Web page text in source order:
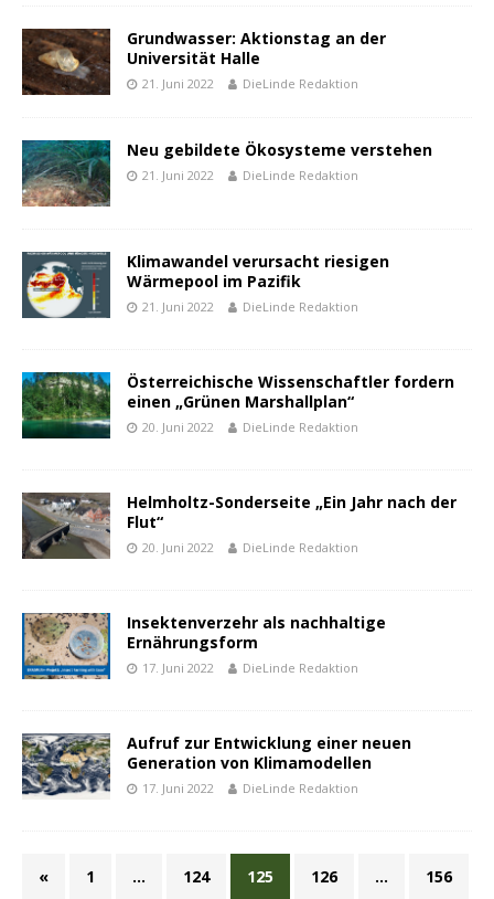
Grundwasser: Aktionstag an der
Universität Halle
21. Juni 2022 DieLinde Redaktion
Neu gebildete Ökosysteme verstehen
21. Juni 2022 DieLinde Redaktion
Klimawandel verursacht riesigen
Wärmepool im Pazifik
21. Juni 2022 DieLinde Redaktion
Österreichische Wissenschaftler fordern
einen „Grünen Marshallplan“
20. Juni 2022 DieLinde Redaktion
Helmholtz-Sonderseite „Ein Jahr nach der
Flut“
20. Juni 2022 DieLinde Redaktion
Insektenverzehr als nachhaltige
Ernährungsform
17. Juni 2022 DieLinde Redaktion
Aufruf zur Entwicklung einer neuen
Generation von Klimamodellen
17. Juni 2022 DieLinde Redaktion
« 1 … 124 125 126 … 156